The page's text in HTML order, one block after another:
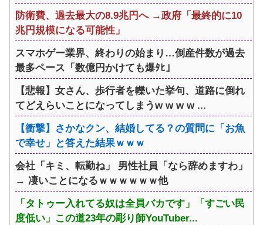
防衛費、過去最大の8.9兆円へ →政府「最終的に10
兆円規模になる可能性」
スマホゲー業界、終わりの始まり…倒産件数が過去
最多ペース「数億円かけても爆ﾀﾋ」
【悲報】女さん、歩行者を轢いた挙句、道路に倒れ
てどえらいことになってしまうw w w w ...
【衝撃】さかなクン、結婚してる？の質問に「お魚
で幸せ」と答えた結果ｗｗｗ
会社「キミ、転勤ね」 男性社員「なら辞めますわ」
→ 凄いことになるｗｗｗｗｗｗ他
「タトゥー入れてる奴は全員バカです」「すごい民
度低い」この道23年の彫り師YouTuber...